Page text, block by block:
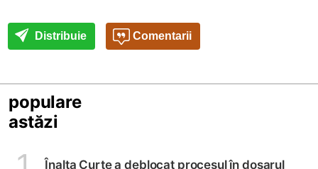
Distribuie Comentarii
populare
astăzi
Înalta Curte a deblocat procesul în dosarul